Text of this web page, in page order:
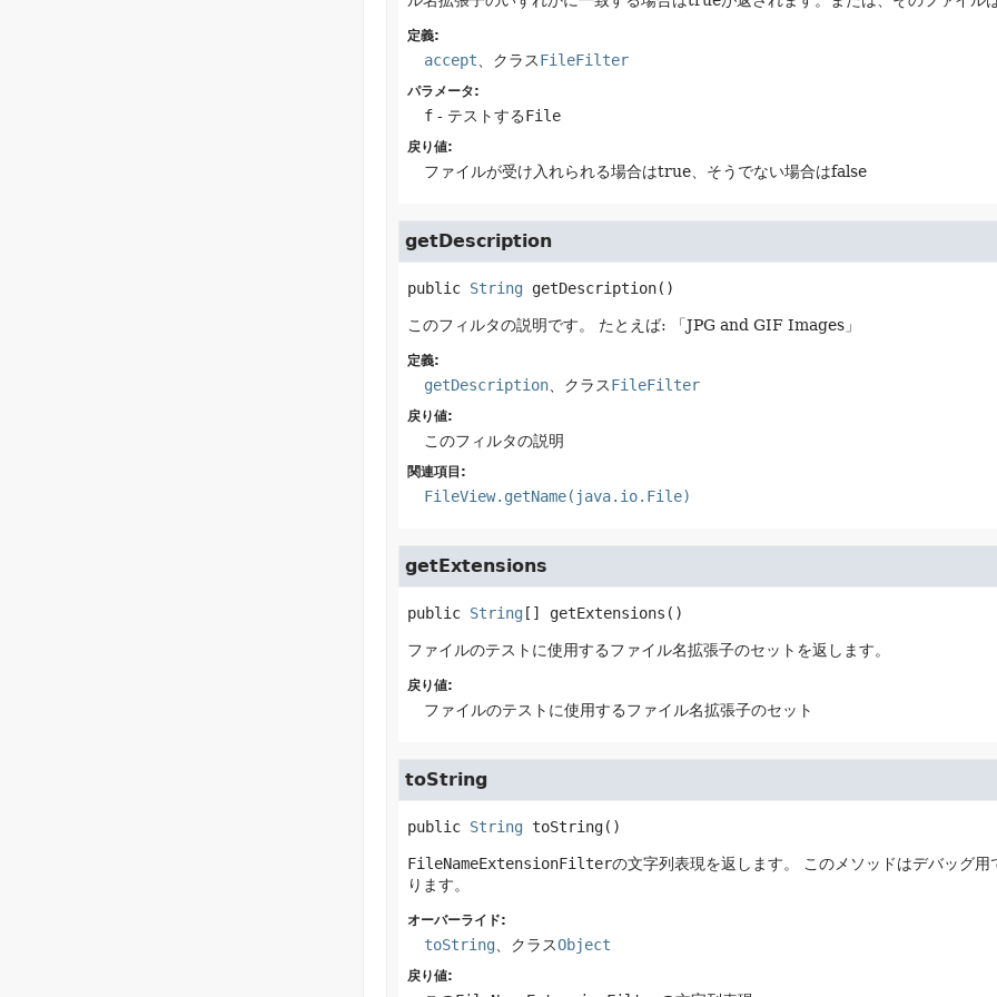
定義:
accept 、クラスFileFilter
パラメータ:
f- テストするFile
戻り値:
ファイルが受け入れられる場合はtrue、そうでない場合はfalse
getDescription
public String getDescription()
このフィルタの説明です。 たとえば: 「JPG and GIF Images」
定義:
getDescription、クラスFileFilter
戻り値:
このフィルタの説明
関連項目:
FileView.getName(java.io.File)
getExtensions
public String[] getExtensions ()
ファイルのテストに使用するファイル名拡張子のセットを返します。
戻り値:
ファイルのテストに使用するファイル名拡張子のセット
toString
public String toString()
FileNameExtensionFilterの文字列表現を返します。
このメソッドはデバッグ
ります。
オーバーライド:
toString、クラスObject
戻り値: